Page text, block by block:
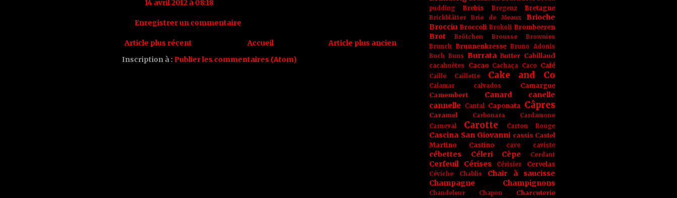
14 avril 2012 à 08:18
Enregistrer un commentaire
Article plus récent Article plus ancien
Accueil
Inscription à : Publier les commentaires (Atom)
pudding
Brebis Bregenz Bretagne
Brickblätter Brie de Meaux
Brioche
Brocciu Broccoli Brokoli Brombeeren
Brot Brötchen Brousse
Brownies
Brunch Brunnenkresse Bruno Adonis
Buch Buns Burrata Butter Cabillaud
cacahuètes Cacao Cachaça Caco Café
Caille Caillette Cake and Co
Calamar calvados
Camargue
Camembert
Canard
canelle
cannelle
Cantal Caponata Câpres
Caramel Carbonara
Cardamone
Carneval
Carotte Carton Rouge
Cascina San Giovanni cassis Castel
Martino
Castino cave caviste
cébettes Céleri Cèpe Cerdant
Cerfeuil Cérises Cérisier Cervelas
Céviche Chablis
Chair à saucisse
Champagne
Champignons
Chandeleur Chapon
Charcuterie